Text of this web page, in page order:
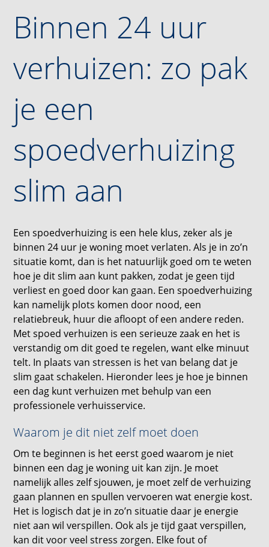
Binnen 24 uur
verhuizen: zo pak
je een
spoedverhuizing
slim aan
Een spoedverhuizing is een hele klus, zeker als je
binnen 24 uur je woning moet verlaten. Als je in zo’n
situatie komt, dan is het natuurlijk goed om te weten
hoe je dit slim aan kunt pakken, zodat je geen tijd
verliest en goed door kan gaan. Een spoedverhuizing
kan namelijk plots komen door nood, een
relatiebreuk, huur die afloopt of een andere reden.
Met spoed verhuizen is een serieuze zaak en het is
verstandig om dit goed te regelen, want elke minuut
telt. In plaats van stressen is het van belang dat je
slim gaat schakelen. Hieronder lees je hoe je binnen
een dag kunt verhuizen met behulp van een
professionele verhuisservice.
Waarom je dit niet zelf moet doen
Om te beginnen is het eerst goed waarom je niet
binnen een dag je woning uit kan zijn. Je moet
namelijk alles zelf sjouwen, je moet zelf de verhuizing
gaan plannen en spullen vervoeren wat energie kost.
Het is logisch dat je in zo’n situatie daar je energie
niet aan wil verspillen. Ook als je tijd gaat verspillen,
kan dit voor veel stress zorgen. Elke fout of